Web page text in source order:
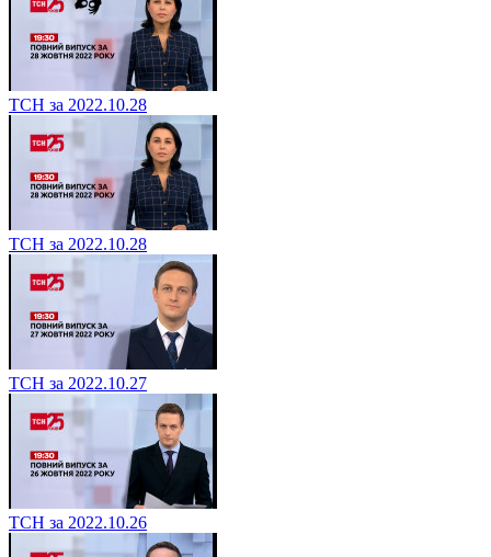
ТСН за 2022.10.28
ТСН за 2022.10.28
ТСН за 2022.10.27
ТСН за 2022.10.26